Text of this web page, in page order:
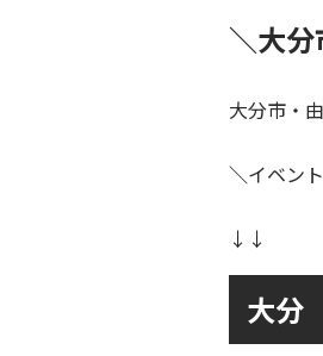
＼大
大分市・
＼イベン
↓↓
大分